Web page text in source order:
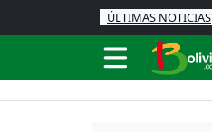
ÚLTIMAS NOTICIAS